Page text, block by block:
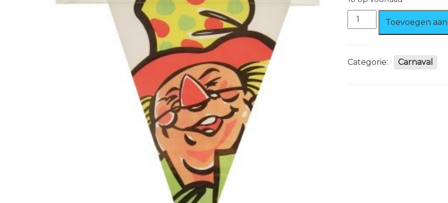
Vlaggenlijn
aantal
Toevoegen
Categorie: Carnaval